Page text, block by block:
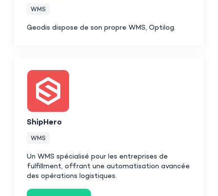
WMS
Geodis dispose de son propre WMS, Optilog.
ShipHero
WMS
Un WMS spécialisé pour les entreprises de
fulfillment, offrant une automatisation avancée
des opérations logistiques.